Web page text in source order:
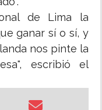
de Lima la
ganar sí o sí, y
nos pinte la
escribió el